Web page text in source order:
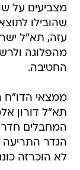
מצביעים על
שהובילו
עזה, תא"ל
מהפלוגה
החטיבה.
ממצאי הדו"ח
תא"ל דורון
המחבלים
הגדר התריעה
לא הוכרזה